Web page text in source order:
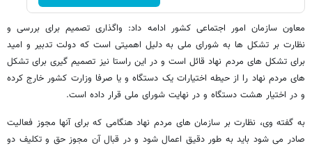
معاون سازمان امور اجتماعی کشور ادامه داد: واگذاری تصمیم برای بررسی و
نظارت بر تشکل ها به شورای ملی به دلیل اهمیتی است که دولت تدبیر و امید
برای تشکل های مردم نهاد قائل است و در این راستا نیز تصمیم گیری برای تشکل
های مردم نهاد را از حیطه اختیارات یک دستگاه و یا صرفا وزارت کشور خارج کرده
و در اختیار هشت دستگاه و در نهایت شورای ملی قرار داده است.
به گفته وی، نظارت بر سازمان های مردم نهاد هنگامی که برای آنها مجوز فعالیت
صادر می شود باید به طور دقیق اعمال شود و در قبال آن مجوز حق و تکلیف دو